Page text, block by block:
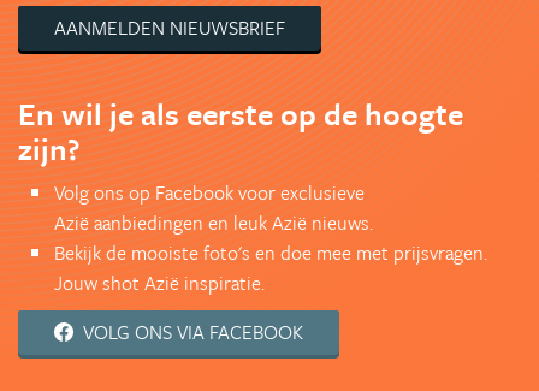
AANMELDEN NIEUWSBRIEF
En wil je als eerste op de hoogte
zijn?
Volg ons op Facebook voor exclusieve
Azië aanbiedingen en leuk Azië nieuws.
Bekijk de mooiste foto's en doe mee met prijsvragen.
Jouw shot Azië inspiratie.
VOLG ONS VIA FACEBOOK